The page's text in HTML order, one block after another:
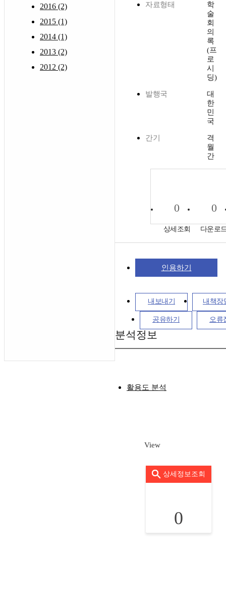
2016 (2)
2015 (1)
2014 (1)
2013 (2)
2012 (2)
자료형태
학
술
회
의
록
(프
로
시
딩)
발행국
대
한
민
국
간기
격
월
간
0
상세조회
0
다운로
인용하기
내보내기 내책장
공유하기 오류
분석정보
활용도 분석
View
상세정보조회
0